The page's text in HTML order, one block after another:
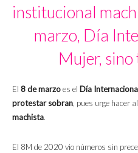
institucional
marzo, Día
Mujer, sino
El 8 de marzoes el Día
protestar sobran, pues urge hacer
machista.
El 8M de 2020 vio números sin